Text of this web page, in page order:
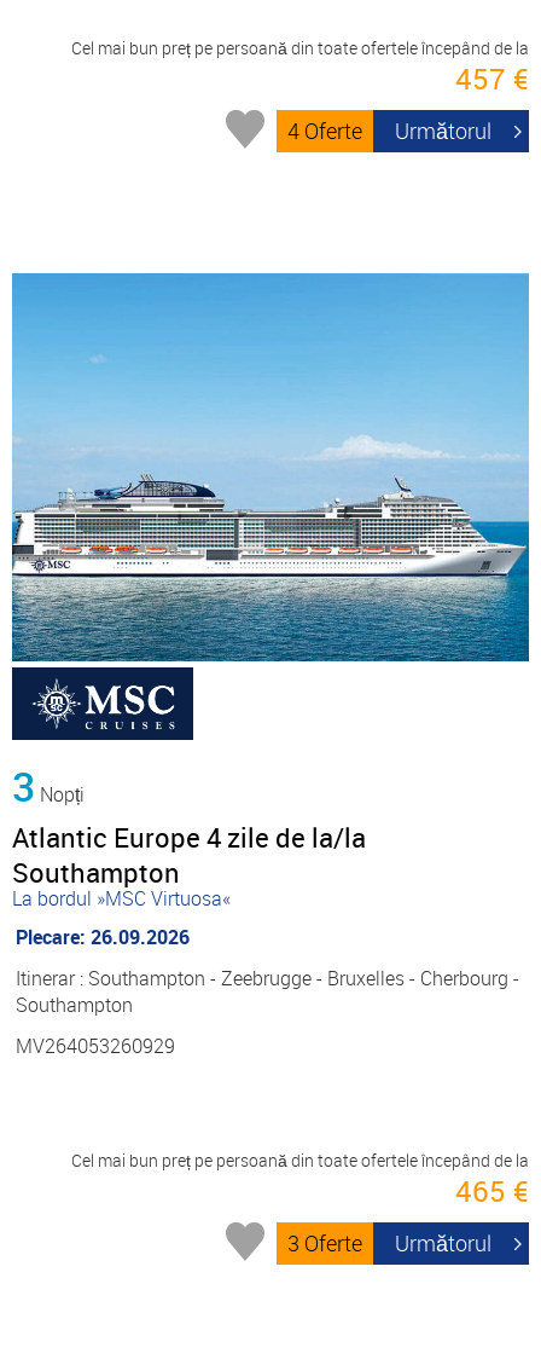
Cel mai bun preț pe persoană din toate ofertele începând de la
457 €
4 Oferte Următorul
3 Nopți
Atlantic Europe 4 zile de la/la
Southampton
La bordul »MSC Virtuosa«
Plecare: 26.09.2026
Itinerar : Southampton - Zeebrugge - Bruxelles - Cherbourg -
Southampton
MV264053260929
Cel mai bun preț pe persoană din toate ofertele începând de la
465 €
3 Oferte Următorul